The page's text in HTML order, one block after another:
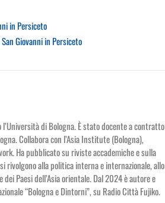
in Persiceto
Giovanni in Persiceto
di Bologna. È stato docente a contratto
Collabora con l’Asia Institute (Bologna),
Ha pubblicato su riviste accademiche e sulla
rivolgono alla politica interna e internazionale, allo
Paesi dell’Asia orientale. Dal 2024 è autore e
“Bologna e Dintorni”, su Radio Città Fujiko.